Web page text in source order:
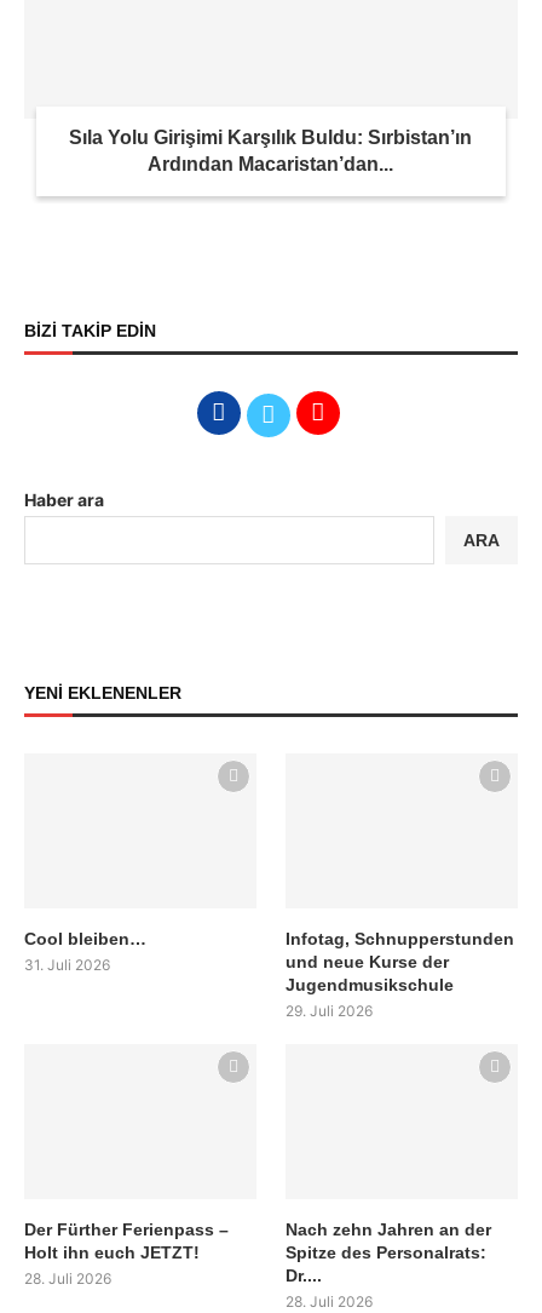
Sıla Yolu Girişimi Karşılık Buldu: Sırbistan’ın
Ardından Macaristan’dan...
BİZİ TAKİP EDİN
Haber ara
ARA
YENİ EKLENENLER
Cool bleiben…
31. Juli 2026
Infotag, Schnupperstunden
und neue Kurse der
Jugendmusikschule
29. Juli 2026
Der Fürther Ferienpass –
Holt ihn euch JETZT!
28. Juli 2026
Nach zehn Jahren an der
Spitze des Personalrats:
Dr....
28. Juli 2026